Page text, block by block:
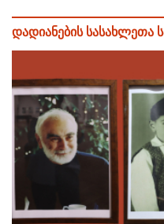
დადიანების სასახლეთა